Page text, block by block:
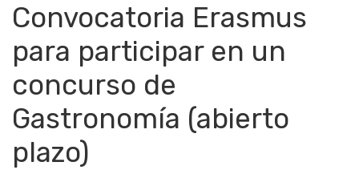
Convocatoria Erasmus
para participar en un
concurso de
Gastronomía (abierto
plazo)